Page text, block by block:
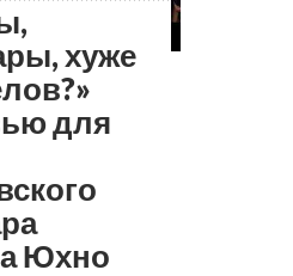
хуже
для
Юхно